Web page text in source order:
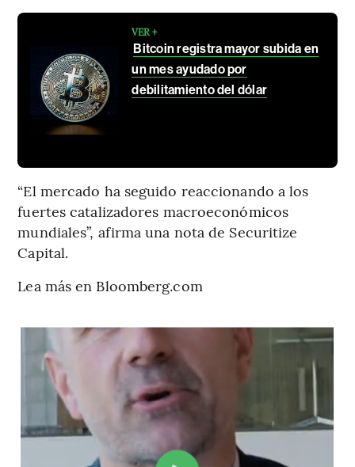
VER +
Bitcoin registra mayor subida en
un mes ayudado por
debilitamiento del dólar
“El mercado ha seguido reaccionando a los
fuertes catalizadores macroeconómicos
mundiales”, afirma una nota de Securitize
Capital.
Lea más en Bloomberg.com